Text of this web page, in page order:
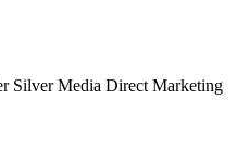
Silver Media Direct Marketing